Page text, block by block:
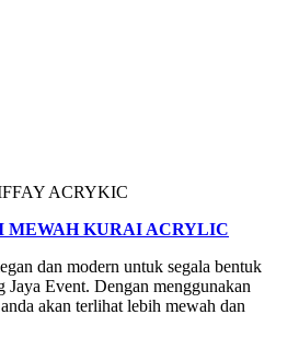
ACRYKIC
MEWAH KURAI ACRYLIC
dan modern untuk segala bentuk
Jaya Event. Dengan menggunakan
akan terlihat lebih mewah dan